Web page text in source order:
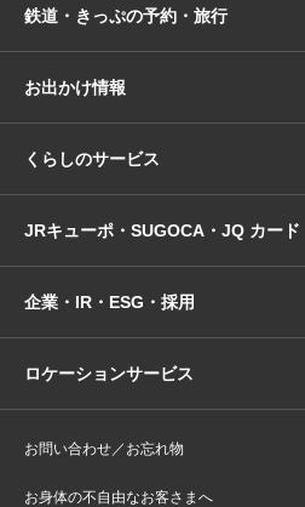
鉄道・きっぷの予約・旅行
お出かけ情報
くらしのサービス
JRキューポ・SUGOCA・JQ カード
企業・IR・ESG・採用
ロケーションサービス
お問い合わせ／お忘れ物
お身体の不自由なお客さまへ